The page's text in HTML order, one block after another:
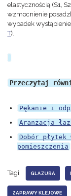
elastycznością (S1,
wzmocnienie
wypadek
T).
Przeczytaj
Pękanie i
Aranżacja
Dobór
pomieszczenia
Tagi: GLAZURA
ZAPRAWY KLEJOWE